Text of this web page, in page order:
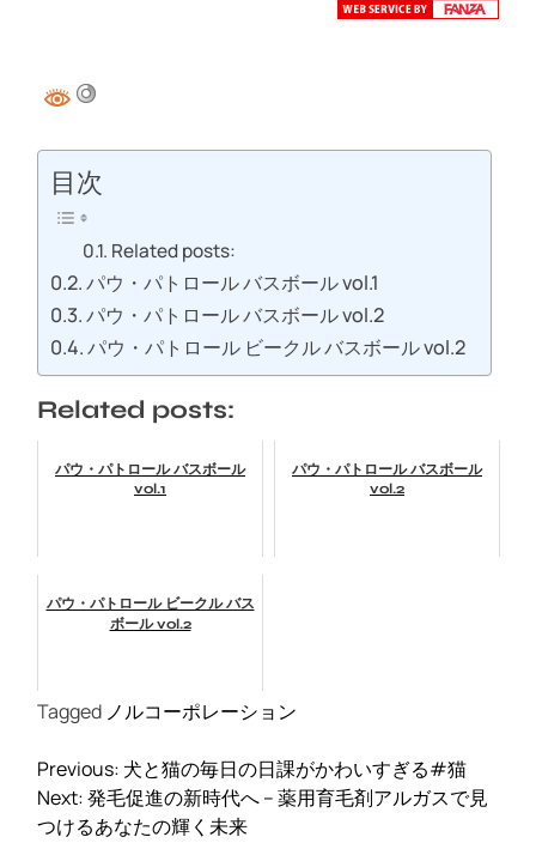
目次
Related posts:
パウ・パトロール バスボール vol.1
パウ・パトロール バスボール vol.2
パウ・パトロール ビークル バスボール vol.2
Related posts:
パウ・パトロール バスボール
vol.1
パウ・パトロール バスボール
vol.2
パウ・パトロール ビークル バス
ボール vol.2
Tagged ノルコーポレーション
投
稿
ナ
Previous: 犬と猫の毎日の日課がかわいすぎる#猫
Next:発毛促進の新時代へ – 薬用育毛剤アルガスで見
つけるあなたの輝く未来